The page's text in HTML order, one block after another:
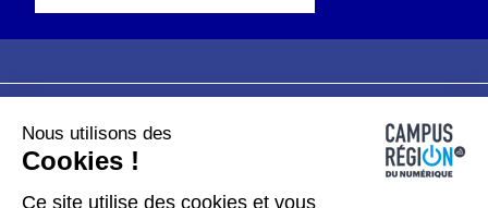
Plan du site
Données personnelles
Nous utilisons des
Cookies !
Ce site utilise des cookies et vous